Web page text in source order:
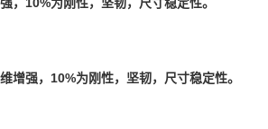
增强，10%为刚性，坚韧，尺寸稳定性。